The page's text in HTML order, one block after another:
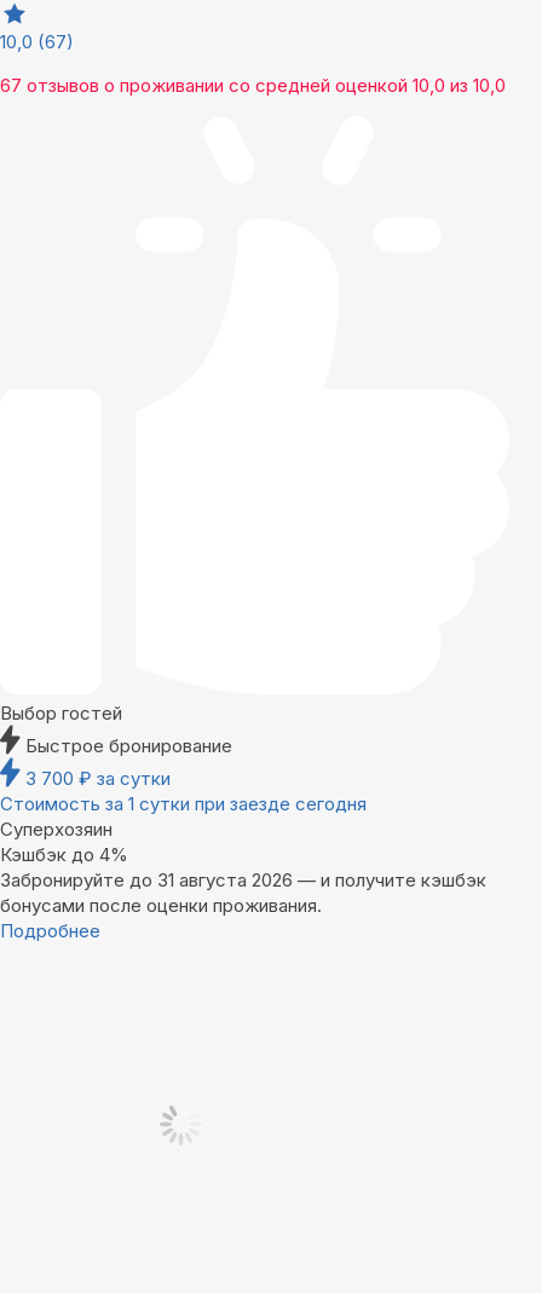
10,0 (67)
67 отзывов о проживании со средней оценкой 10,0 из 10,0
Выбор гостей
Быстрое бронирование
3 700 ₽ за сутки
Стоимость за 1 сутки при заезде сегодня
Суперхозяин
Кэшбэк до 4%
Забронируйте до 31 августа 2026 — и получите кэшбэк
бонусами после оценки проживания.
Подробнее